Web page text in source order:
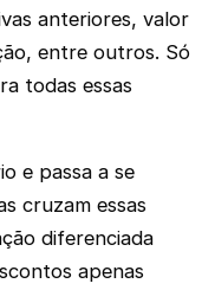
anteriores, valor
entre outros. Só
todas essas
e passa a se
cruzam essas
diferenciada
apenas